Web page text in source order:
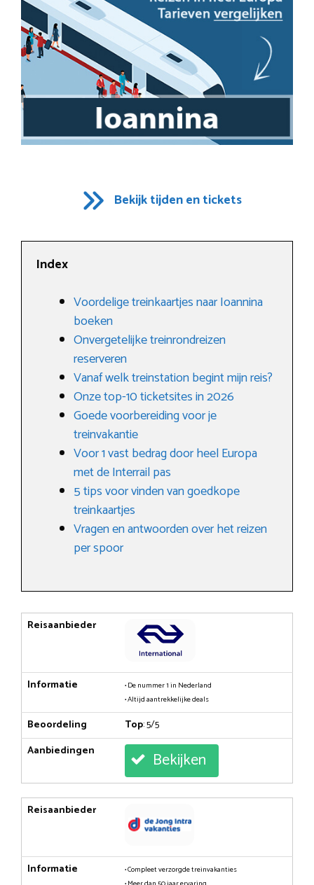
Bekijk tijden en tickets
Index
Voordelige treinkaartjes naar Ioannina
boeken
Onvergetelijke treinrondreizen
reserveren
Vanaf welk treinstation begint mijn reis?
Onze top-10 ticketsites in 2026
Goede voorbereiding voor je
treinvakantie
Voor 1 vast bedrag door heel Europa
met de Interrail pas
5 tips voor vinden van goedkope
treinkaartjes
Vragen en antwoorden over het reizen
per spoor
Reisaanbieder
Informatie
• De nummer 1 in Nederland
• Altijd aantrekkelijke deals
Beoordeling Top: 5/5
Aanbiedingen
Bekijken
Reisaanbieder
Informatie
• Compleet verzorgde treinvakanties